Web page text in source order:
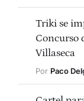
Triki se
Concurso
Villaseca
Por Paco